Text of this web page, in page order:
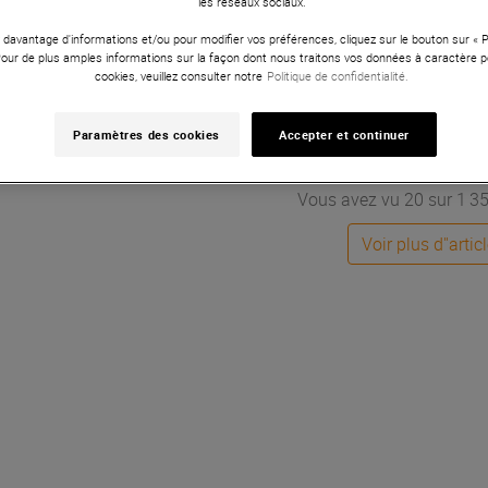
Vous avez vu 20 sur 1
Voir plus
davantage d'informations et/ou pour modifier vos préférences, cliquez sur le bouton sur «
de plus amples informations sur la façon dont nous traitons vos données à caractère
cookies, veuillez consulter notre Politique de confidentialité.
Paramètres des cookies Accepter et continuer